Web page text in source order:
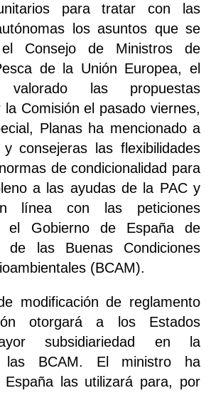
para tratar con las
los asuntos que se
Consejo de Ministros de
de la Unión Europea, el
las propuestas
Comisión el pasado viernes,
Planas ha mencionado a
y consejeras las flexibilidades
de condicionalidad para
a las ayudas de la PAC y
línea con las peticiones
el Gobierno de España de
de las Buenas Condiciones
(BCAM).
modificación de reglamento
otorgará a los Estados
subsidiariedad en la
las BCAM. El ministro ha
España las utilizará para, por